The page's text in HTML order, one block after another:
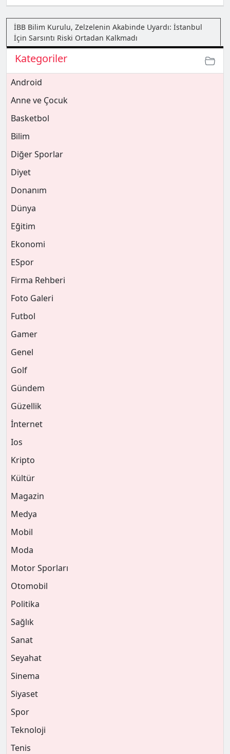
İBB Bilim Kurulu, Zelzelenin Akabinde Uyardı: İstanbul
İçin Sarsıntı Riski Ortadan Kalkmadı
Kategoriler
Android
Anne ve Çocuk
Basketbol
Bilim
Diğer Sporlar
Diyet
Donanım
Dünya
Eğitim
Ekonomi
ESpor
Firma Rehberi
Foto Galeri
Futbol
Gamer
Genel
Golf
Gündem
Güzellik
İnternet
Ios
Kripto
Kültür
Magazin
Medya
Mobil
Moda
Motor Sporları
Otomobil
Politika
Sağlık
Sanat
Seyahat
Sinema
Siyaset
Spor
Teknoloji
Tenis